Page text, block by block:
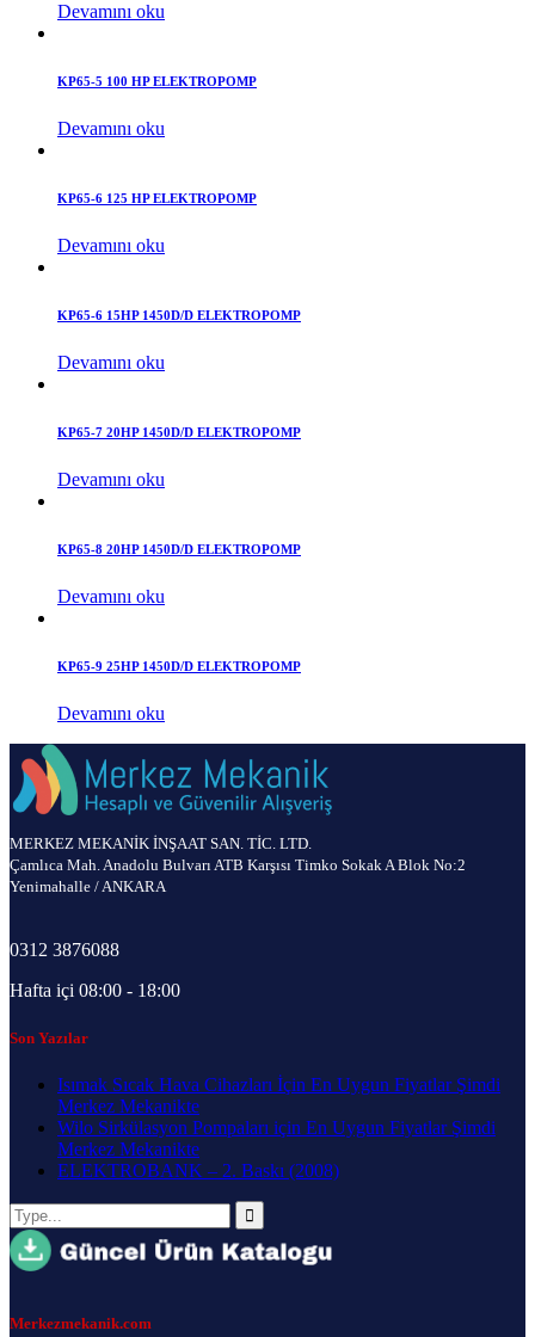
Devamını oku
KP65-5 100 HP ELEKTROPOMP
Devamını oku
KP65-6 125 HP ELEKTROPOMP
Devamını oku
KP65-6 15HP 1450D/D ELEKTROPOMP
Devamını oku
KP65-7 20HP 1450D/D ELEKTROPOMP
Devamını oku
KP65-8 20HP 1450D/D ELEKTROPOMP
Devamını oku
KP65-9 25HP 1450D/D ELEKTROPOMP
Devamını oku
MERKEZ MEKANİK İNŞAAT SAN. TİC. LTD.
Çamlıca Mah. Anadolu Bulvarı ATB Karşısı Timko Sokak A Blok No:2
Yenimahalle / ANKARA
0312 3876088
Hafta içi 08:00 - 18:00
Son Yazılar
Isımak Sıcak Hava Cihazları İçin En Uygun Fiyatlar Şimdi
Merkez Mekanikte
Wilo Sirkülasyon Pompaları için En Uygun Fiyatlar Şimdi
Merkez Mekanikte
ELEKTROBANK – 2. Baskı (2008)
Merkezmekanik.com